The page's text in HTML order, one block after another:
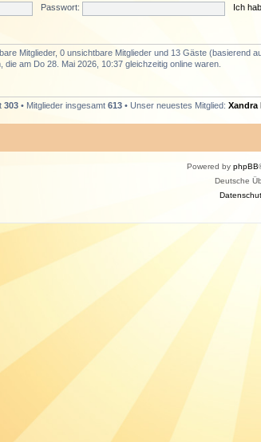
Passwort: Ich
Mitglieder, 0 unsichtbare Mitglieder und 13 Gäste (basierend
die am Do 28. Mai 2026, 10:37 gleichzeitig online waren.
303 • Mitglieder insgesamt 613 • Unser neuestes Mitglied: Xandra
Powered by phpBB
Deutsche